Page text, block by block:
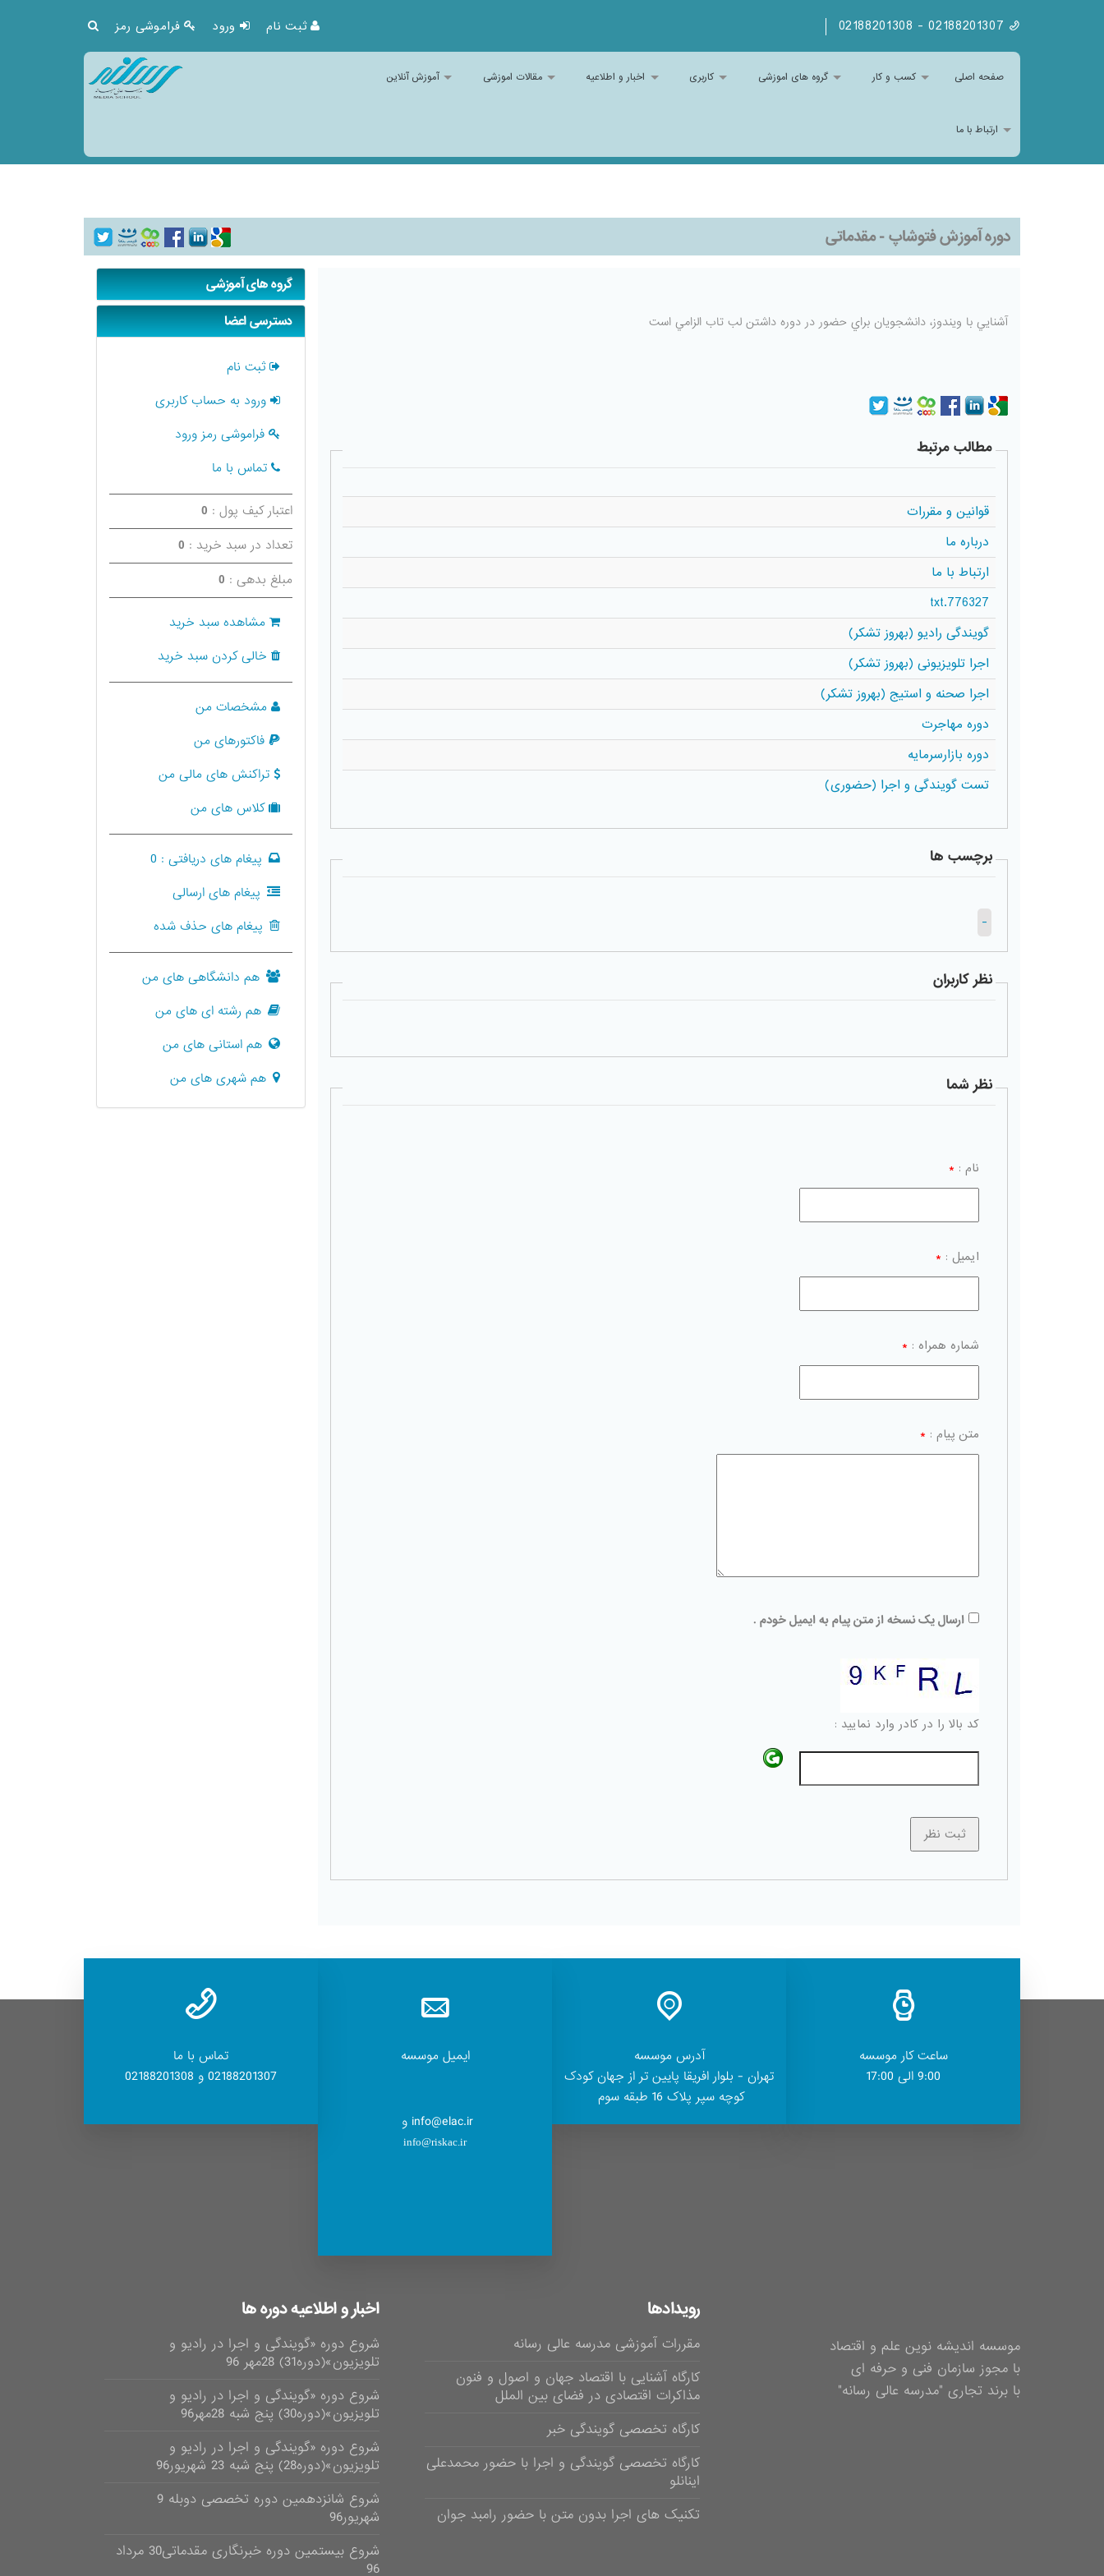
ثبت نام ورود فراموشی رمز
صفحه اصلی کسب و کار گروه های اموزشی کاربری اخبار و اطلاعیه مقالات اموزشی آموزش آنلاین
ارتباط با ما
دوره آموزش فتوشاپ - مقدماتی
آشنايي با ويندوز، دانشجويان براي حضور در دوره داشتن لب تاب الزامي است
مطالب مرتبط
قوانین و مقررات
درباره ما
ارتباط با ما
776327.txt
گویندگی رادیو (بهروز تشکر)
اجرا تلویزیونی (بهروز تشکر)
اجرا صحنه و استیج (بهروز تشکر)
دوره مهاجرت
دوره بازارسرمایه
تست گویندگی و اجرا (حضوری)
برچسب ها
-
نظر کاربران
نظر شما
نام : *
ایمیل : *
شماره همراه : *
متن پیام : *
ارسال یک نسخه از متن پیام به ایمیل خودم .
کد بالا را در کادر وارد نمایید :
گروه های آموزشی
دسترسی اعضا
ثبت نام
ورود به حساب کاربری
فراموشی رمز ورود
تماس با ما
اعتبار کیف پول : 0
تعداد در سبد خرید : 0
مبلغ بدهی : 0
مشاهده سبد خرید
خالی کردن سبد خرید
مشخصات من
فاکتورهای من
تراکنش های مالی من
کلاس های من
پیغام های دریافتی : 0
پیغام های ارسالی
پیغام های حذف شده
هم دانشگاهی های من
هم رشته ای های من
هم استانی های من
هم شهری های من
ساعت کار موسسه
9:00 الی 17:00
آدرس موسسه
تهران - بلوار افریقا پایین تر از جهان کودک
کوچه سپر پلاک 16 طبقه سوم
ایمیل موسسه
info@elac.ir و
info@riskac.ir
تماس با ما
02188201307 و 02188201308
موسسه اندیشه نوین علم و اقتصاد
با مجوز سازمان فنی و حرفه ای
با برند تجاری "مدرسه عالی رسانه"
رویدادها
مقررات آموزشی مدرسه عالی رسانه
کارگاه آشنایی با اقتصاد جهان و اصول و فنون
مذاکرات اقتصادی در فضای بین الملل
کارگاه تخصصی گویندگی خبر
کارگاه تخصصی گویندگی و اجرا با حضور محمدعلی
اینانلو
تکنیک های اجرا بدون متن با حضور رامبد جوان
اخبار و اطلاعیه دوره ها
شروع دوره «گویندگی و اجرا در رادیو و
تلویزیون»(دوره31) 28مهر 96
شروع دوره «گویندگی و اجرا در رادیو و
تلویزیون»(دوره30) پنج شبه 28مهر96
شروع دوره «گویندگی و اجرا در رادیو و
تلویزیون»(دوره28) پنج شبه 23 شهریور96
شروع شانزدهمین دوره تخصصی دوبله 9
شهریور96
شروع بیستمین دوره خبرنگاری مقدماتی30 مرداد
96